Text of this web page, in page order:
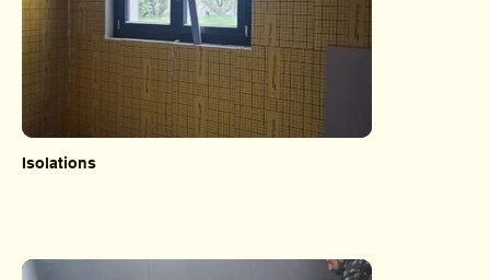
Isolations